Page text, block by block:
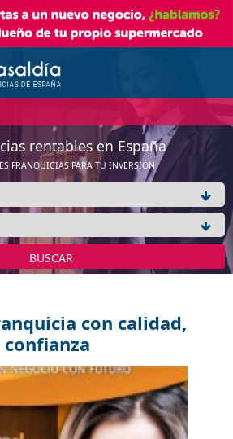
rentables en España
FRANQUICIAS PARA TU INVERSIÓN
BUSCAR
con calidad,